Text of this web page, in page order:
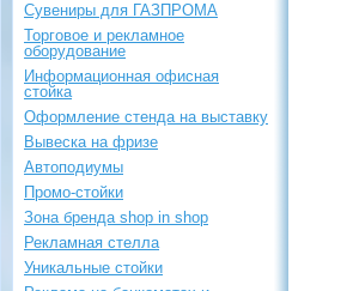
Сувениры для ГАЗПРОМА
Торговое и рекламное
оборудование
Информационная офисная
стойка
Оформление стенда на выставку
Вывеска на фризе
Автоподиумы
Промо-стойки
Зона бренда shop in shop
Рекламная стелла
Уникальные стойки